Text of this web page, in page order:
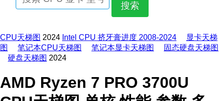
搜索
CPU天梯图 2024 Intel CPU 挤牙膏进度 2008-2024
显卡天梯
图
笔记本CPU天梯图 笔记本显卡天梯图
固态硬盘天梯图
硬盘天梯图 2024
AMD Ryzen 7 PRO 3700U